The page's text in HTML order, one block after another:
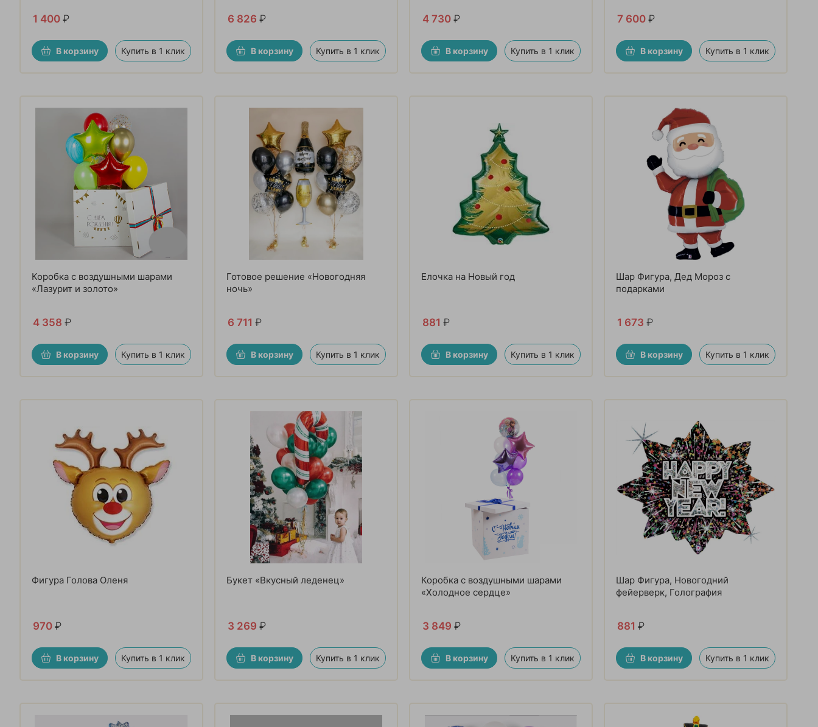
1 400 ₽
В корзину Купить в 1 клик
6 826 ₽
В корзину Купить в 1 клик
4 730 ₽
В корзину Купить в 1 клик
7 600 ₽
В корзину Купить в 1 клик
Коробка с воздушными шарами
«Лазурит и золото»
4 358 ₽
В корзину Купить в 1 клик
Готовое решение «Новогодняя
ночь»
6 711 ₽
В корзину Купить в 1 клик
Елочка на Новый год
881 ₽
В корзину Купить в 1 клик
Шар Фигура, Дед Мороз с
подарками
1 673 ₽
В корзину Купить в 1 клик
Фигура Голова Оленя
970 ₽
В корзину Купить в 1 клик
Букет «Вкусный леденец»
3 269 ₽
В корзину Купить в 1 клик
Коробка с воздушными шарами
«Холодное сердце»
3 849 ₽
В корзину Купить в 1 клик
Шар Фигура, Новогодний
фейерверк, Голография
881 ₽
В корзину Купить в 1 клик